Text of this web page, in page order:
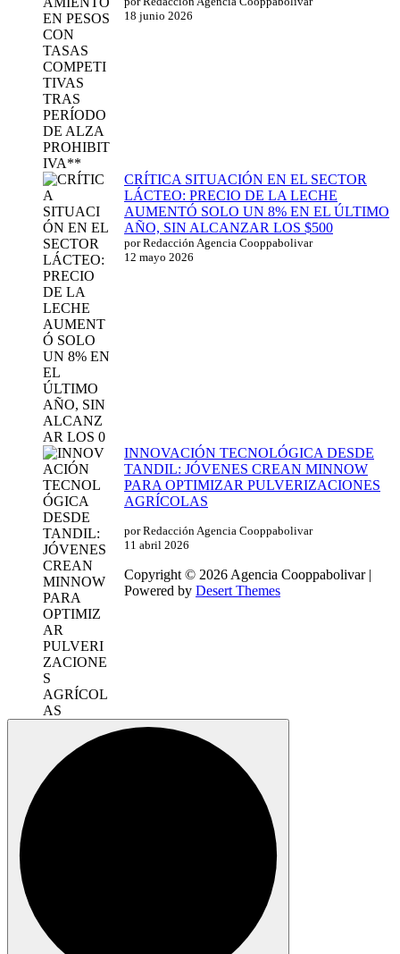
18 junio 2026
CRÍTICA SITUACIÓN EN EL SECTOR
LÁCTEO: PRECIO DE LA LECHE
AUMENTÓ SOLO UN 8% EN EL ÚLTIMO
AÑO, SIN ALCANZAR LOS $500
por Redacción Agencia Cooppabolivar
12 mayo 2026
INNOVACIÓN TECNOLÓGICA DESDE
TANDIL: JÓVENES CREAN MINNOW
PARA OPTIMIZAR PULVERIZACIONES
AGRÍCOLAS
por Redacción Agencia Cooppabolivar
11 abril 2026
Copyright © 2026 Agencia Cooppabolivar |
Powered by Desert Themes